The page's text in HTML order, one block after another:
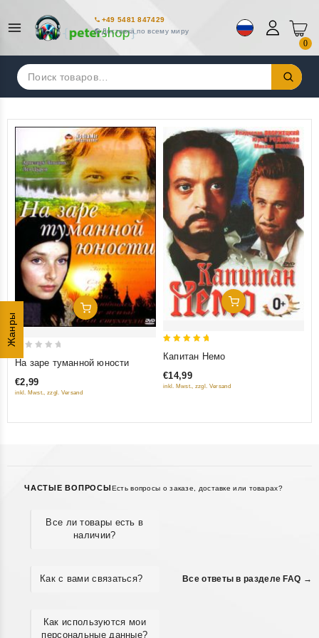
+49 5481 847429
Доставка по всему миру
0
Искать:
Жанры
Добавить В Корзину
of
На заре туманной юности
€2,99
inkl. Mwst., zzgl. Versand
Добавить В Корзину
Капитан Немо
€14,99
inkl. Mwst., zzgl. Versand
ЧАСТЫЕ ВОПРОСЫ Есть вопросы о заказе, доставке или товарах?
Все ли товары есть в
наличии?
Как с вами связаться?
Как используются мои
персональные данные?
Все ответы в разделе FAQ →